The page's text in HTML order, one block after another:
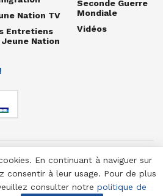
Nation TV
Entretiens
Jeune Nation
Seconde Guerre
Mondiale
Vidéos
En continuant à naviguer sur
consentir à leur usage. Pour de plus
consulter notre politique de